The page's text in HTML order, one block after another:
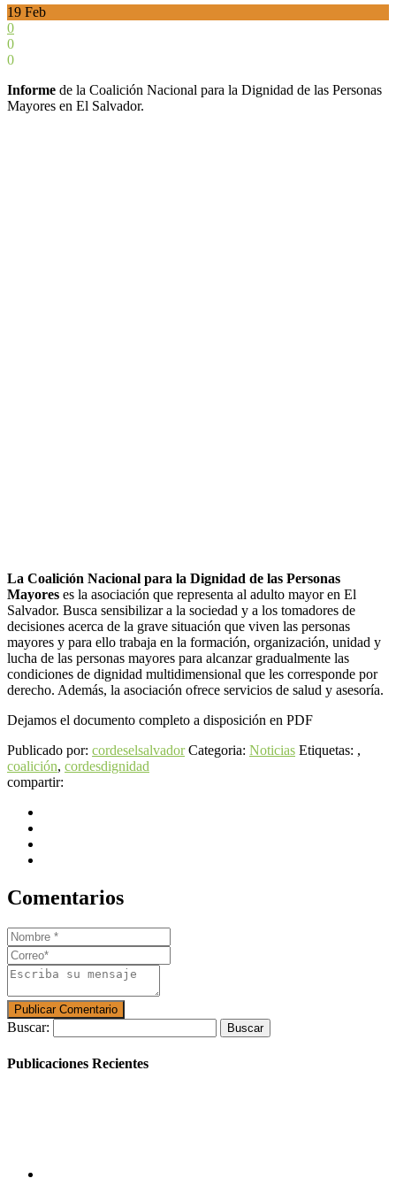
19 Feb
0
0
0
Informe de la Coalición Nacional para la Dignidad de las Personas
Mayores en El Salvador.
La Coalición Nacional para la Dignidad de las Personas
Mayores es la asociación que representa al adulto mayor en El
Salvador. Busca sensibilizar a la sociedad y a los tomadores de
decisiones acerca de la grave situación que viven las personas
mayores y para ello trabaja en la formación, organización, unidad y
lucha de las personas mayores para alcanzar gradualmente las
condiciones de dignidad multidimensional que les corresponde por
derecho. Además, la asociación ofrece servicios de salud y asesoría.
Dejamos el documento completo a disposición en PDF
Publicado por: cordeselsalvador Categoria: Noticias Etiquetas: ,
coalición, cordesdignidad
compartir:
Comentarios
Buscar:
Publicaciones Recientes